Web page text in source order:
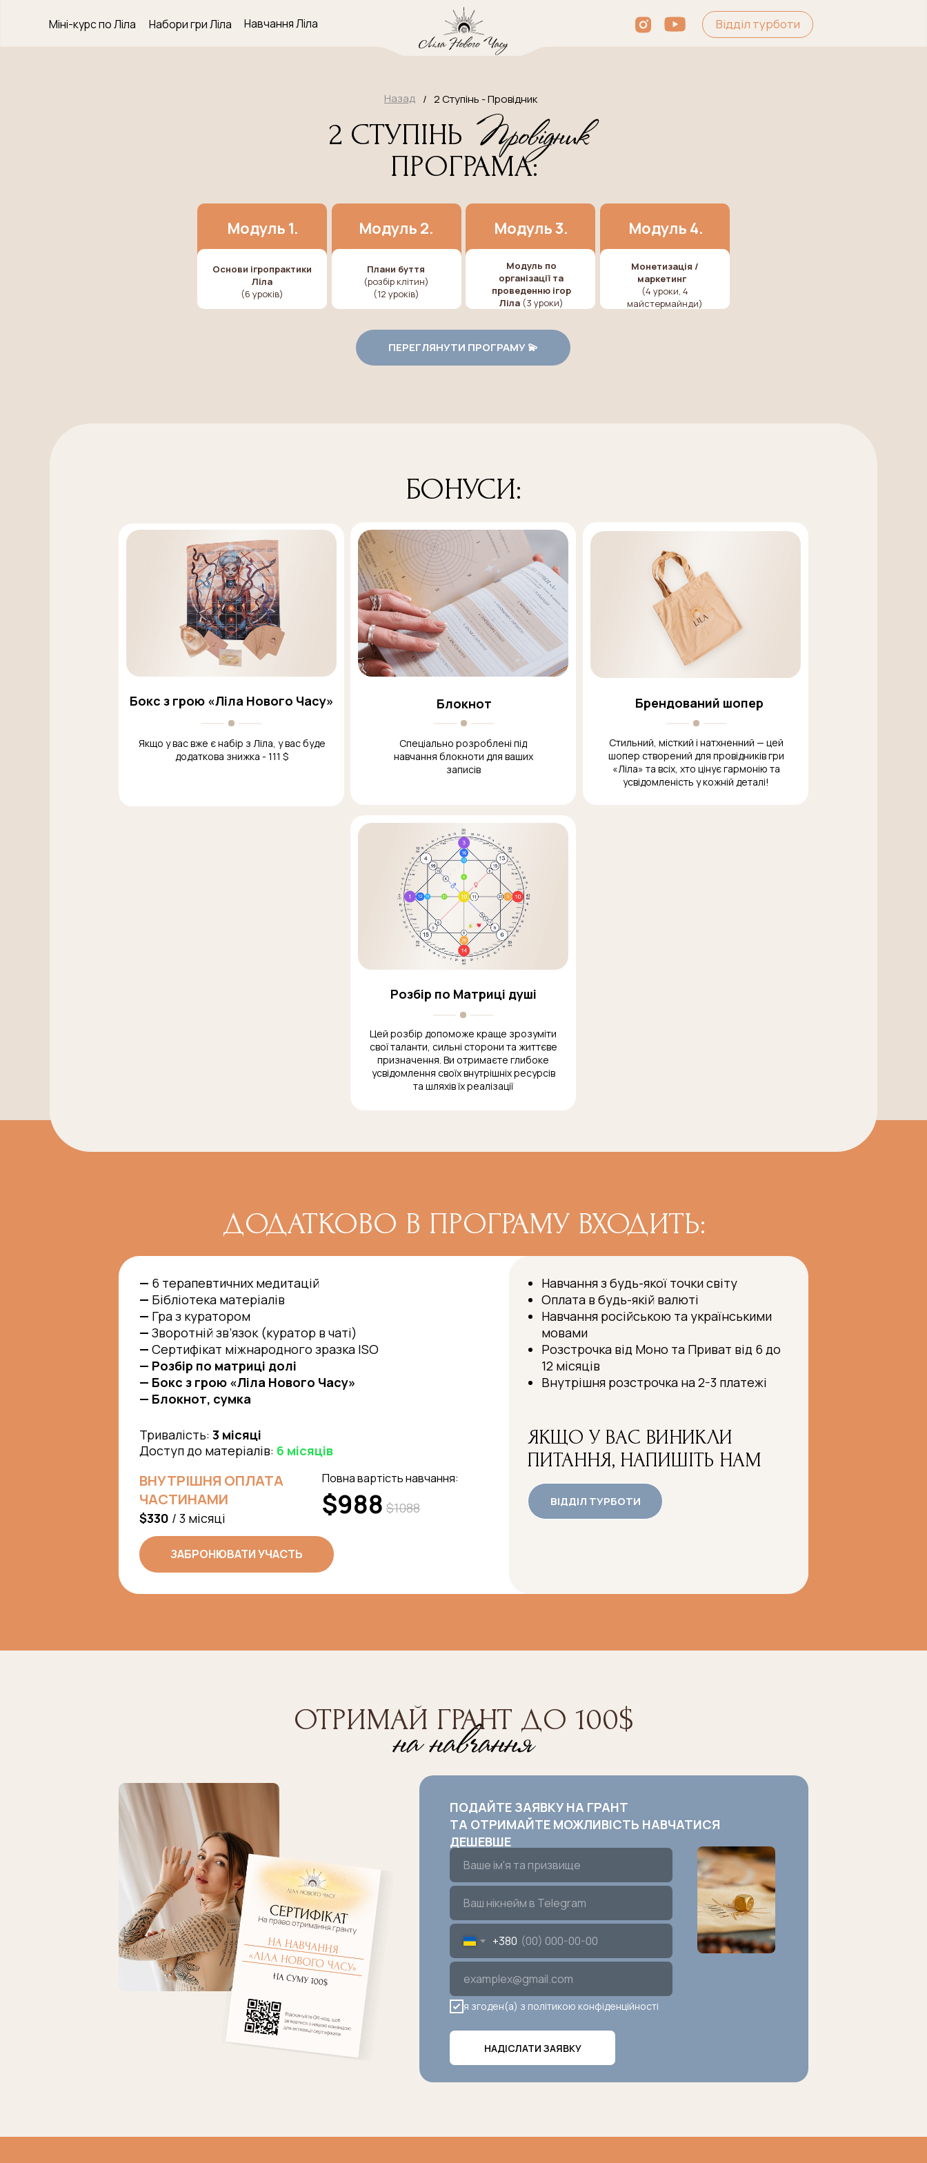
Міні-курс по Ліла Набори гри Ліла Навчання Ліла Відділ турботи
ПЕРЕГЛЯНУТИ ПРОГРАМУ 💫
ПРОГРАМА:
Назад / 2 Ступінь - Провідник
2 СТУПІНЬ
Модуль 1.
Основи ігропрактики
Ліла
(6 уроків)
Модуль 3.
Модуль по
організації та
проведенню ігор
Ліла (3 уроки)
Модуль 2.
Плани буття
(розбір клітин)
(12 уроків)
Модуль 4.
Монетизація /
маркетинг
(4 уроки, 4
майстермайнди)
БОНУСИ:
Якщо у вас вже є набір з Ліла, у вас буде
додаткова знижка - 111 $
Спеціально розроблені під
навчання блокноти для ваших
записів
Блокнот
Цей розбір допоможе краще зрозуміти
свої таланти, сильні сторони та життєве
призначення. Ви отримаєте глибоке
усвідомлення своїх внутрішніх ресурсів
та шляхів їх реалізації
Розбір по Матриці душі
Бокс з грою «Ліла Нового Часу»
Стильний, місткий і натхненний — цей
шопер створений для провідників гри
«Ліла» та всіх, хто цінує гармонію та
усвідомленість у кожній деталі!
Брендований шопер
ВНУТРІШНЯ ОПЛАТА
ЧАСТИНАМИ
$330 / 3 місяці $988
Повна вартість навчання:
ДОДАТКОВО В ПРОГРАМУ ВХОДИТЬ:
— 6 терапевтичних медитацій
— Бібліотека матеріалів
— Гра з куратором
— Зворотній зв’язок (куратор в чаті)
— Сертифікат міжнародного зразка ISO
— Розбір по матриці долі
— Бокс з грою «Ліла Нового Часу»
— Блокнот, сумка
Тривалість: 3 місяці
Доступ до матеріалів: 6 місяців
ЗАБРОНЮВАТИ УЧАСТЬ
Навчання з будь-якої точки світу
Оплата в будь-якій валюті
Навчання російською та українськими
мовами
Розстрочка від Моно та Приват від 6 до
12 місяців
Внутрішня розстрочка на 2-3 платежі
ВІДДІЛ ТУРБОТИ
ЯКЩО У ВАС ВИНИКЛИ
ПИТАННЯ, НАПИШІТЬ НАМ
$1088
ОТРИМАЙ ГРАНТ ДО 100$
ПОДАЙТЕ ЗАЯВКУ НА ГРАНТ
ТА ОТРИМАЙТЕ МОЖЛИВІСТЬ НАВЧАТИСЯ
ДЕШЕВШЕ
+380
я згоден(a) з політикою конфіденційності
НАДІСЛАТИ ЗАЯВКУ